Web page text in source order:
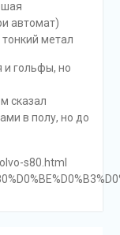
автомат)
метал
и гольфы, но
сказал
в полу, но до
s80.html